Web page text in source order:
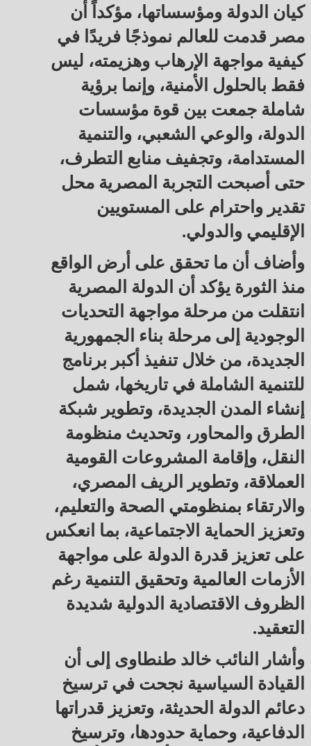
كيان الدولة ومؤسساتها، مؤكداً أن
مصر قدمت للعالم نموذجًا فريدًا في
كيفية مواجهة الإرهاب وهزيمته، ليس
فقط بالحلول الأمنية، وإنما برؤية
شاملة جمعت بين قوة مؤسسات
الدولة، والوعي الشعبي، والتنمية
المستدامة، وتجفيف منابع التطرف،
حتى أصبحت التجربة المصرية محل
تقدير واحترام على المستويين
الإقليمي والدولي.
وأضاف أن ما تحقق على أرض الواقع
منذ الثورة يؤكد أن الدولة المصرية
انتقلت من مرحلة مواجهة التحديات
الوجودية إلى مرحلة بناء الجمهورية
الجديدة، من خلال تنفيذ أكبر برنامج
للتنمية الشاملة في تاريخها، شمل
إنشاء المدن الجديدة، وتطوير شبكة
الطرق والمحاور، وتحديث منظومة
النقل، وإقامة المشروعات القومية
العملاقة، وتطوير الريف المصري،
والارتقاء بمنظومتي الصحة والتعليم،
وتعزيز الحماية الاجتماعية، بما انعكس
على تعزيز قدرة الدولة على مواجهة
الأزمات العالمية وتحقيق التنمية رغم
الظروف الاقتصادية الدولية شديدة
التعقيد.
وأشار النائب خالد طنطاوى إلى أن
القيادة السياسية نجحت في ترسيخ
دعائم الدولة الحديثة، وتعزيز قدراتها
الدفاعية، وحماية حدودها، وترسيخ